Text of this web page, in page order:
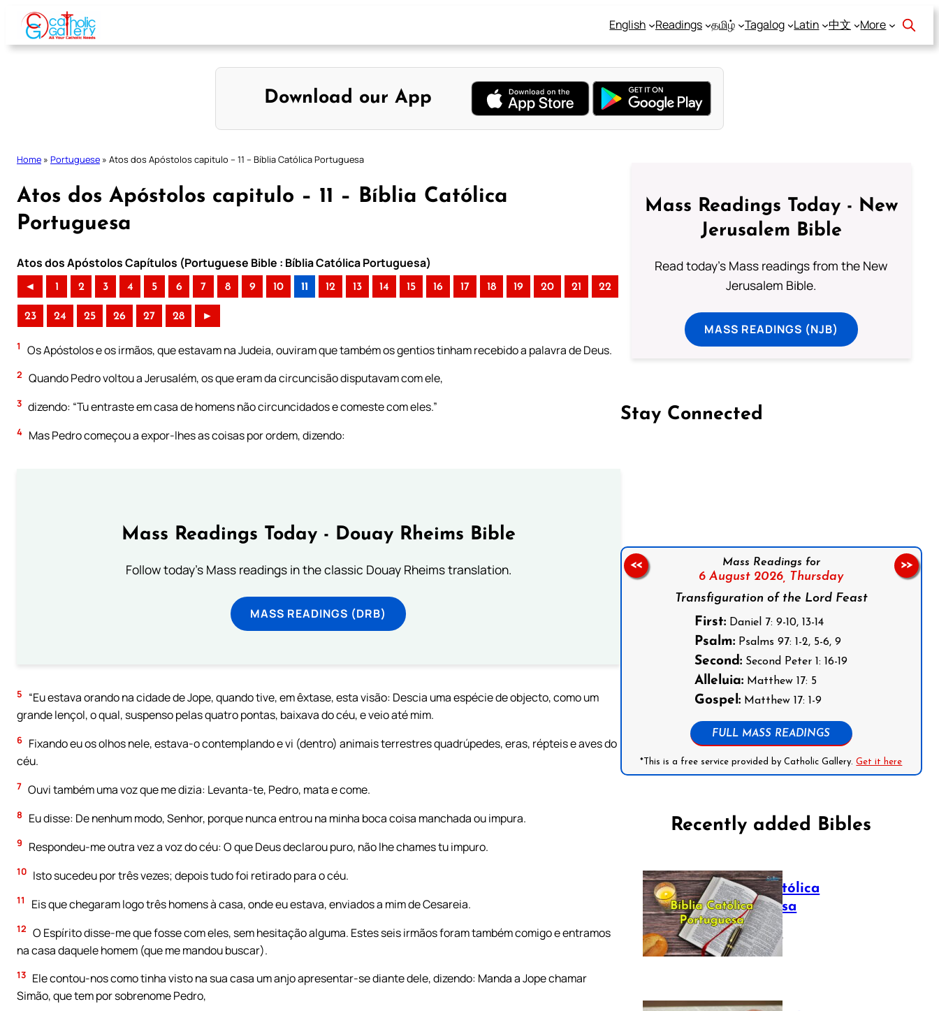
Skip
content
English Readings தமிழ் Tagalog Latin 中文 More
Download our App
Home » Portuguese » Atos dos Apóstolos capitulo – 11 – Bíblia Católica Portuguesa
Atos dos Apóstolos capitulo – 11 – Bíblia Católica
Portuguesa
Atos dos Apóstolos Capítulos (Portuguese Bible : Bíblia Católica Portuguesa)
◄ 1 2 3 4 5 6 7 8 9 10 11 12 13 14 15 16 17 18 19 20 21 22
23 24 25 26 27 28 ►
1 Os Apóstolos e os irmãos, que estavam na Judeia, ouviram que também os gentios tinham recebido a palavra de Deus.
2 Quando Pedro voltou a Jerusalém, os que eram da circuncisão disputavam com ele,
3 dizendo: “Tu entraste em casa de homens não circuncidados e comeste com eles.”
4 Mas Pedro começou a expor-lhes as coisas por ordem, dizendo:
Mass Readings Today - Douay Rheims Bible
Follow today's Mass readings in the classic Douay Rheims translation.
MASS READINGS (DRB)
5
“Eu estava orando na cidade de Jope, quando tive, em êxtase, esta visão: Descia uma espécie de objecto, como um
grande lençol, o qual, suspenso pelas quatro pontas, baixava do céu, e veio até mim.
6 Fixando eu os olhos nele, estava-o contemplando e vi (dentro) animais terrestres quadrúpedes, eras, répteis e aves do
céu.
7 Ouvi também uma voz que me dizia: Levanta-te, Pedro, mata e come.
8 Eu disse: De nenhum modo, Senhor, porque nunca entrou na minha boca coisa manchada ou impura.
9 Respondeu-me outra vez a voz do céu: O que Deus declarou puro, não lhe chames tu impuro.
10 Isto sucedeu por três vezes; depois tudo foi retirado para o céu.
11 Eis que chegaram logo três homens à casa, onde eu estava, enviados a mim de Cesareia.
12 O Espírito disse-me que fosse com eles, sem hesitação alguma. Estes seis irmãos foram também comigo e entramos
na casa daquele homem (que me mandou buscar).
13 Ele contou-nos como tinha visto na sua casa um anjo apresentar-se diante dele, dizendo: Manda a Jope chamar
Simão, que tem por sobrenome Pedro,
Mass Readings Today - New
Jerusalem Bible
Read today's Mass readings from the New
Jerusalem Bible.
MASS READINGS (NJB)
Stay Connected
Mass Readings for
6 August 2026, Thursday
Transfiguration of the Lord Feast
First: Daniel 7: 9-10, 13-14
Psalm: Psalms 97: 1-2, 5-6, 9
Second: Second Peter 1: 16-19
Alleluia: Matthew 17: 5
Gospel: Matthew 17: 1-9
FULL MASS READINGS
*This is a free service provided by Catholic Gallery.Get it here
<< >>
Recently added Bibles
Bíblia Católica
Portuguesa
July 16, 2025